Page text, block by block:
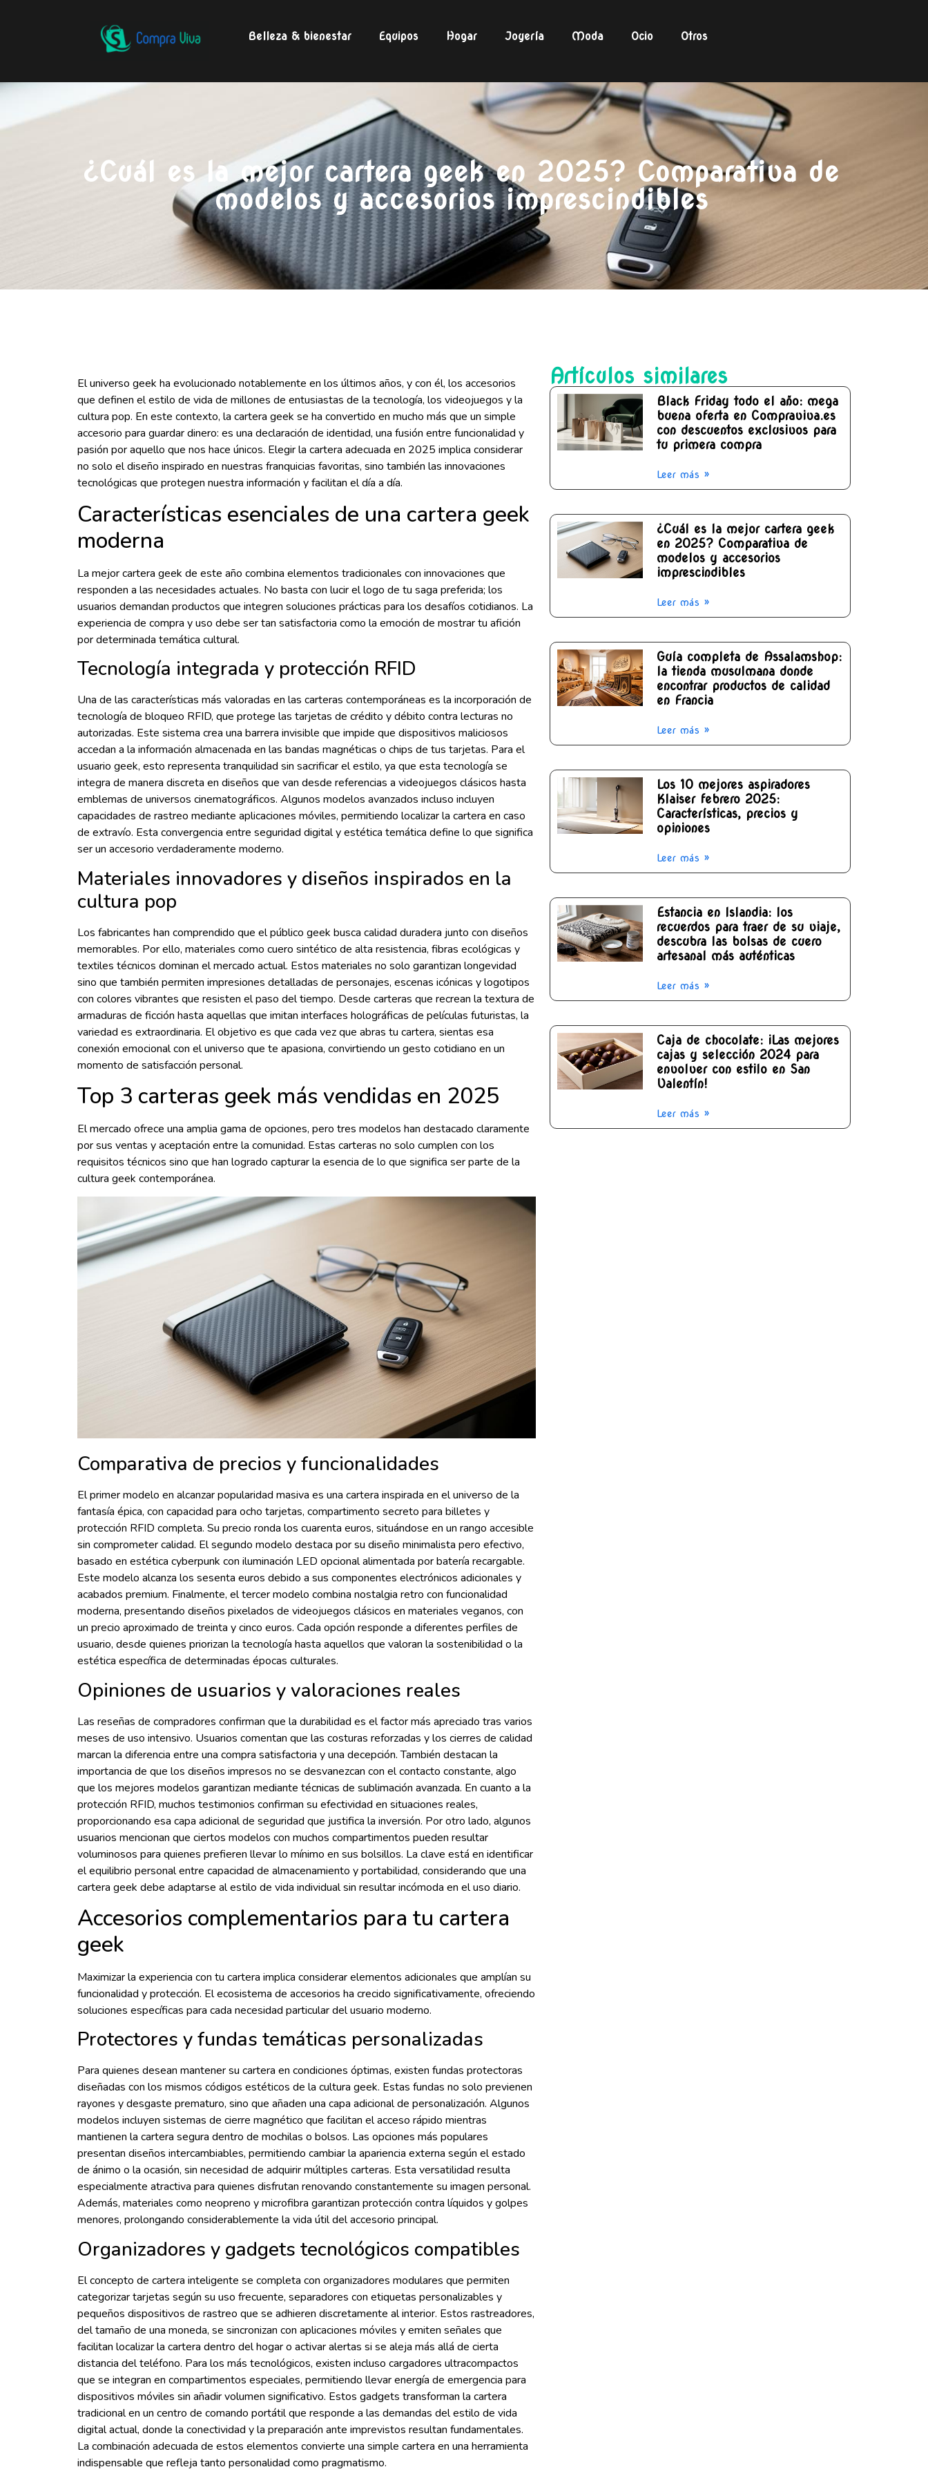
Belleza & bienestar Equipos Hogar Joyería Moda Ocio Otros
¿Cuál es la mejor cartera geek en 2025? Comparativa de
modelos y accesorios imprescindibles
El universo geek ha evolucionado notablemente en los últimos años, y con él, los accesorios
que definen el estilo de vida de millones de entusiastas de la tecnología, los videojuegos y la
cultura pop. En este contexto, la cartera geek se ha convertido en mucho más que un simple
accesorio para guardar dinero: es una declaración de identidad, una fusión entre funcionalidad y
pasión por aquello que nos hace únicos. Elegir la cartera adecuada en 2025 implica considerar
no solo el diseño inspirado en nuestras franquicias favoritas, sino también las innovaciones
tecnológicas que protegen nuestra información y facilitan el día a día.
Características esenciales de una cartera geek
moderna
La mejor cartera geek de este año combina elementos tradicionales con innovaciones que
responden a las necesidades actuales. No basta con lucir el logo de tu saga preferida; los
usuarios demandan productos que integren soluciones prácticas para los desafíos cotidianos. La
experiencia de compra y uso debe ser tan satisfactoria como la emoción de mostrar tu afición
por determinada temática cultural.
Tecnología integrada y protección RFID
Una de las características más valoradas en las carteras contemporáneas es la incorporación de
tecnología de bloqueo RFID, que protege las tarjetas de crédito y débito contra lecturas no
autorizadas. Este sistema crea una barrera invisible que impide que dispositivos maliciosos
accedan a la información almacenada en las bandas magnéticas o chips de tus tarjetas. Para el
usuario geek, esto representa tranquilidad sin sacrificar el estilo, ya que esta tecnología se
integra de manera discreta en diseños que van desde referencias a videojuegos clásicos hasta
emblemas de universos cinematográficos. Algunos modelos avanzados incluso incluyen
capacidades de rastreo mediante aplicaciones móviles, permitiendo localizar la cartera en caso
de extravío. Esta convergencia entre seguridad digital y estética temática define lo que significa
ser un accesorio verdaderamente moderno.
Materiales innovadores y diseños inspirados en la
cultura pop
Los fabricantes han comprendido que el público geek busca calidad duradera junto con diseños
memorables. Por ello, materiales como cuero sintético de alta resistencia, fibras ecológicas y
textiles técnicos dominan el mercado actual. Estos materiales no solo garantizan longevidad
sino que también permiten impresiones detalladas de personajes, escenas icónicas y logotipos
con colores vibrantes que resisten el paso del tiempo. Desde carteras que recrean la textura de
armaduras de ficción hasta aquellas que imitan interfaces holográficas de películas futuristas, la
variedad es extraordinaria. El objetivo es que cada vez que abras tu cartera, sientas esa
conexión emocional con el universo que te apasiona, convirtiendo un gesto cotidiano en un
momento de satisfacción personal.
Top 3 carteras geek más vendidas en 2025
El mercado ofrece una amplia gama de opciones, pero tres modelos han destacado claramente
por sus ventas y aceptación entre la comunidad. Estas carteras no solo cumplen con los
requisitos técnicos sino que han logrado capturar la esencia de lo que significa ser parte de la
cultura geek contemporánea.
Comparativa de precios y funcionalidades
El primer modelo en alcanzar popularidad masiva es una cartera inspirada en el universo de la
fantasía épica, con capacidad para ocho tarjetas, compartimento secreto para billetes y
protección RFID completa. Su precio ronda los cuarenta euros, situándose en un rango accesible
sin comprometer calidad. El segundo modelo destaca por su diseño minimalista pero efectivo,
basado en estética cyberpunk con iluminación LED opcional alimentada por batería recargable.
Este modelo alcanza los sesenta euros debido a sus componentes electrónicos adicionales y
acabados premium. Finalmente, el tercer modelo combina nostalgia retro con funcionalidad
moderna, presentando diseños pixelados de videojuegos clásicos en materiales veganos, con
un precio aproximado de treinta y cinco euros. Cada opción responde a diferentes perfiles de
usuario, desde quienes priorizan la tecnología hasta aquellos que valoran la sostenibilidad o la
estética específica de determinadas épocas culturales.
Opiniones de usuarios y valoraciones reales
Las reseñas de compradores confirman que la durabilidad es el factor más apreciado tras varios
meses de uso intensivo. Usuarios comentan que las costuras reforzadas y los cierres de calidad
marcan la diferencia entre una compra satisfactoria y una decepción. También destacan la
importancia de que los diseños impresos no se desvanezcan con el contacto constante, algo
que los mejores modelos garantizan mediante técnicas de sublimación avanzada. En cuanto a la
protección RFID, muchos testimonios confirman su efectividad en situaciones reales,
proporcionando esa capa adicional de seguridad que justifica la inversión. Por otro lado, algunos
usuarios mencionan que ciertos modelos con muchos compartimentos pueden resultar
voluminosos para quienes prefieren llevar lo mínimo en sus bolsillos. La clave está en identificar
el equilibrio personal entre capacidad de almacenamiento y portabilidad, considerando que una
cartera geek debe adaptarse al estilo de vida individual sin resultar incómoda en el uso diario.
Accesorios complementarios para tu cartera
geek
Maximizar la experiencia con tu cartera implica considerar elementos adicionales que amplían su
funcionalidad y protección. El ecosistema de accesorios ha crecido significativamente, ofreciendo
soluciones específicas para cada necesidad particular del usuario moderno.
Protectores y fundas temáticas personalizadas
Para quienes desean mantener su cartera en condiciones óptimas, existen fundas protectoras
diseñadas con los mismos códigos estéticos de la cultura geek. Estas fundas no solo previenen
rayones y desgaste prematuro, sino que añaden una capa adicional de personalización. Algunos
modelos incluyen sistemas de cierre magnético que facilitan el acceso rápido mientras
mantienen la cartera segura dentro de mochilas o bolsos. Las opciones más populares
presentan diseños intercambiables, permitiendo cambiar la apariencia externa según el estado
de ánimo o la ocasión, sin necesidad de adquirir múltiples carteras. Esta versatilidad resulta
especialmente atractiva para quienes disfrutan renovando constantemente su imagen personal.
Además, materiales como neopreno y microfibra garantizan protección contra líquidos y golpes
menores, prolongando considerablemente la vida útil del accesorio principal.
Organizadores y gadgets tecnológicos compatibles
El concepto de cartera inteligente se completa con organizadores modulares que permiten
categorizar tarjetas según su uso frecuente, separadores con etiquetas personalizables y
pequeños dispositivos de rastreo que se adhieren discretamente al interior. Estos rastreadores,
del tamaño de una moneda, se sincronizan con aplicaciones móviles y emiten señales que
facilitan localizar la cartera dentro del hogar o activar alertas si se aleja más allá de cierta
distancia del teléfono. Para los más tecnológicos, existen incluso cargadores ultracompactos
que se integran en compartimentos especiales, permitiendo llevar energía de emergencia para
dispositivos móviles sin añadir volumen significativo. Estos gadgets transforman la cartera
tradicional en un centro de comando portátil que responde a las demandas del estilo de vida
digital actual, donde la conectividad y la preparación ante imprevistos resultan fundamentales.
La combinación adecuada de estos elementos convierte una simple cartera en una herramienta
indispensable que refleja tanto personalidad como pragmatismo.
Artículos similares
Black Friday todo el año: mega
buena oferta en Compraviva.es
con descuentos exclusivos para
tu primera compra
Leer más »
¿Cuál es la mejor cartera geek
en 2025? Comparativa de
modelos y accesorios
imprescindibles
Leer más »
Guía completa de Assalamshop:
la tienda musulmana donde
encontrar productos de calidad
en Francia
Leer más »
Los 10 mejores aspiradores
Klaiser febrero 2025:
Características, precios y
opiniones
Leer más »
Estancia en Islandia: los
recuerdos para traer de su viaje,
descubra las bolsas de cuero
artesanal más auténticas
Leer más »
Caja de chocolate: ¡Las mejores
cajas y selección 2024 para
envolver con estilo en San
Valentín!
Leer más »